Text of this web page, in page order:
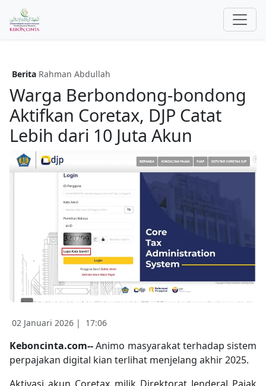
Berita Rahman Abdullah
Warga Berbondong-bondong
Aktifkan Coretax, DJP Catat
Lebih dari 10 Juta Akun
02 Januari 2026 | 17:06
Keboncinta.com--Animo masyarakat terhadap sistem
perpajakan digital kian terlihat menjelang akhir 2025.